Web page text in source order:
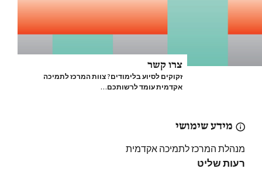
צרו קשר
זקוקים לסיוע בלימודים? צוות המרכז לתמיכה
אקדמית עומד לרשותכם…
מידע שימושי
מנהלת המרכז לתמיכה אקדמית
רעות שליט